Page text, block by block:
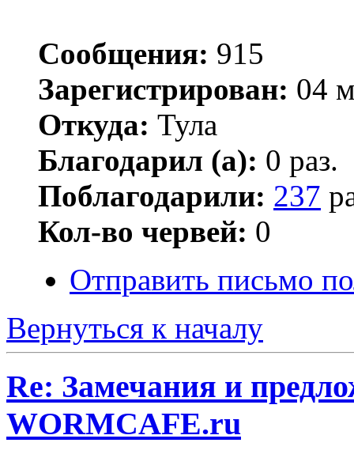
Сообщения: 915
Зарегистрирован: 04
Откуда: Тула
Благодарил (а): 0 раз.
Поблагодарили: 237
Кол-во червей: 0
Отправить письмо
Вернуться к началу
Re: Замечания и
WORMCAFE.ru